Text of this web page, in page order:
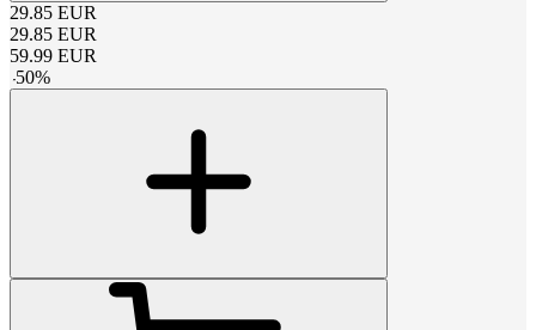
29.85 EUR
29.85 EUR
59.99 EUR
-50%